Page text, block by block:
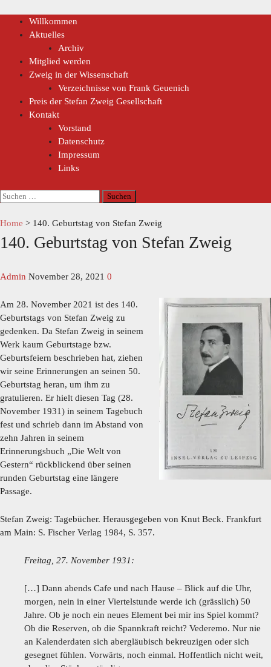
Willkommen
Aktuelles
Archiv
Mitglied werden
Zweig in der Wissenschaft
Verzeichnisse von Frank Geuenich
Preis der Stefan Zweig Gesellschaft
Kontakt
Vorstand
Datenschutz
Impressum
Links
Home > 140. Geburtstag von Stefan Zweig
140. Geburtstag von Stefan Zweig
Admin November 28, 2021 0
Am 28. November 2021 ist des 140.
Geburtstags von Stefan Zweig zu
gedenken. Da Stefan Zweig in seinem
Werk kaum Geburtstage bzw.
Geburtsfeiern beschrieben hat, ziehen
wir seine Erinnerungen an seinen 50.
Geburtstag heran, um ihm zu
gratulieren. Er hielt diesen Tag (28.
November 1931) in seinem Tagebuch
fest und schrieb dann im Abstand von
zehn Jahren in seinem
Erinnerungsbuch „Die Welt von
Gestern“ rückblickend über seinen
runden Geburtstag eine längere
Passage.
Stefan Zweig: Tagebücher. Herausgegeben von Knut Beck. Frankfurt
am Main: S. Fischer Verlag 1984, S. 357.
Freitag, 27. November 1931:
[…] Dann abends Cafe und nach Hause – Blick auf die Uhr,
morgen, nein in einer Viertelstunde werde ich (grässlich) 50
Jahre. Ob je noch ein neues Element bei mir ins Spiel kommt?
Ob die Reserven, ob die Spannkraft reicht? Vederemo. Nur nie
an Kalenderdaten sich abergläubisch bekreuzigen oder sich
gesegnet fühlen. Vorwärts, noch einmal. Hoffentlich nicht weit,